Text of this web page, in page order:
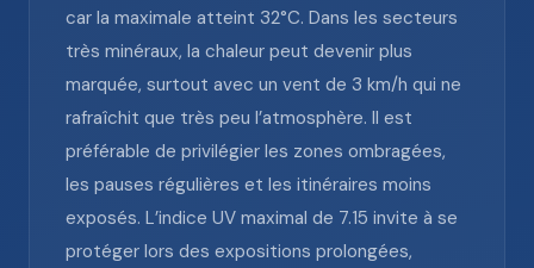
car la maximale atteint 32°C. Dans les secteurs
très minéraux, la chaleur peut devenir plus
marquée, surtout avec un vent de 3 km/h qui ne
rafraîchit que très peu l’atmosphère. Il est
préférable de privilégier les zones ombragées,
les pauses régulières et les itinéraires moins
exposés. L’indice UV maximal de 7.15 invite à se
protéger lors des expositions prolongées,